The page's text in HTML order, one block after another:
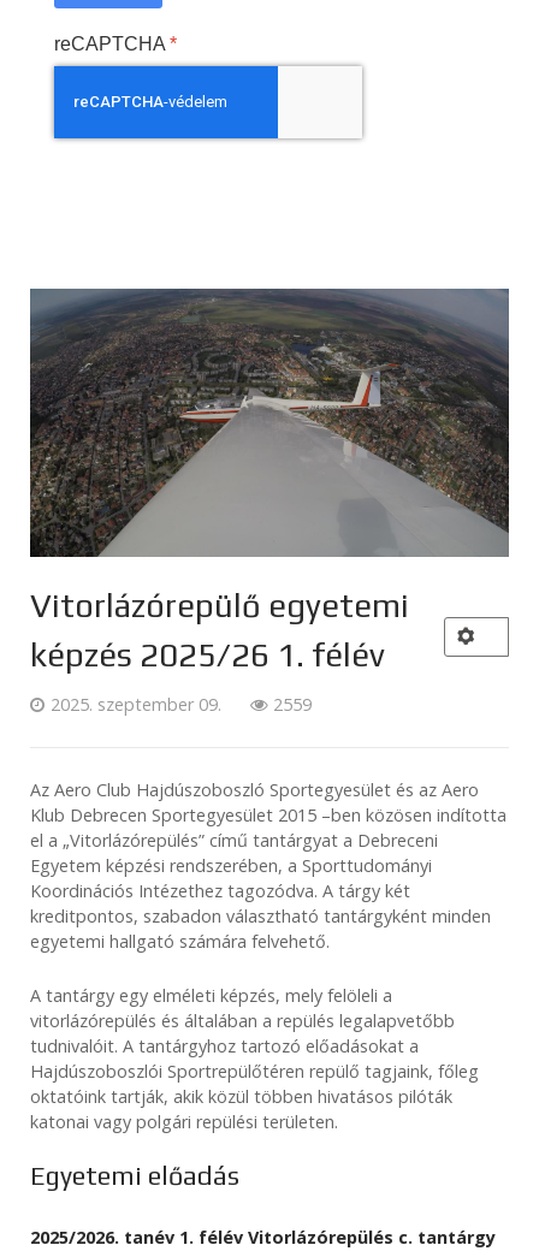
reCAPTCHA *
Vitorlázórepülő egyetemi
képzés 2025/26 1. félév
2025. szeptember 09. 2559
Az Aero Club Hajdúszoboszló Sportegyesület és az Aero
Klub Debrecen Sportegyesület 2015 –ben közösen indította
el a „Vitorlázórepülés” című tantárgyat a Debreceni
Egyetem képzési rendszerében, a Sporttudományi
Koordinációs Intézethez tagozódva. A tárgy két
kreditpontos, szabadon választható tantárgyként minden
egyetemi hallgató számára felvehető.
A tantárgy egy elméleti képzés, mely felöleli a
vitorlázórepülés és általában a repülés legalapvetőbb
tudnivalóit. A tantárgyhoz tartozó előadásokat a
Hajdúszoboszlói Sportrepülőtéren repülő tagjaink, főleg
oktatóink tartják, akik közül többen hivatásos pilóták
katonai vagy polgári repülési területen.
Egyetemi előadás
2025/2026. tanév 1. félév Vitorlázórepülés c. tantárgy